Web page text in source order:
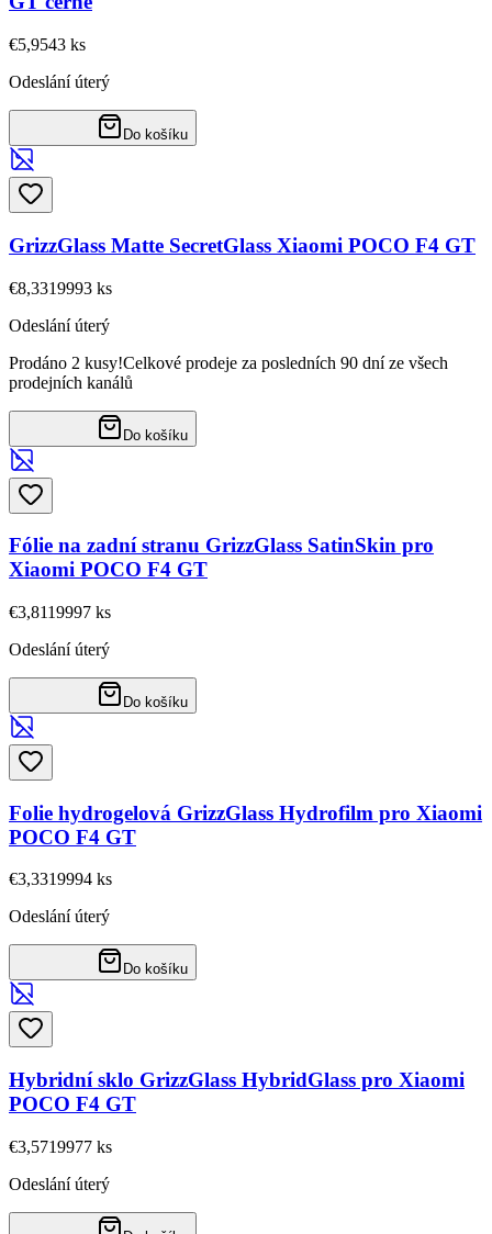
€5,9543 ks
Odeslání úterý
Do košíku
GrizzGlass Matte SecretGlass Xiaomi POCO F4 GT
€8,3319993 ks
Odeslání úterý
Prodáno 2 kusy!Celkové prodeje za posledních 90 dní ze všech
prodejních kanálů
Do košíku
Fólie na zadní stranu GrizzGlass SatinSkin pro
Xiaomi POCO F4 GT
€3,8119997 ks
Odeslání úterý
Do košíku
Folie hydrogelová GrizzGlass Hydrofilm pro Xiaomi
POCO F4 GT
€3,3319994 ks
Odeslání úterý
Do košíku
Hybridní sklo GrizzGlass HybridGlass pro Xiaomi
POCO F4 GT
€3,5719977 ks
Odeslání úterý